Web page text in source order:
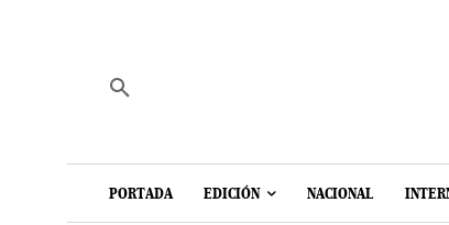
PORTADA EDICIÓN NACIONAL